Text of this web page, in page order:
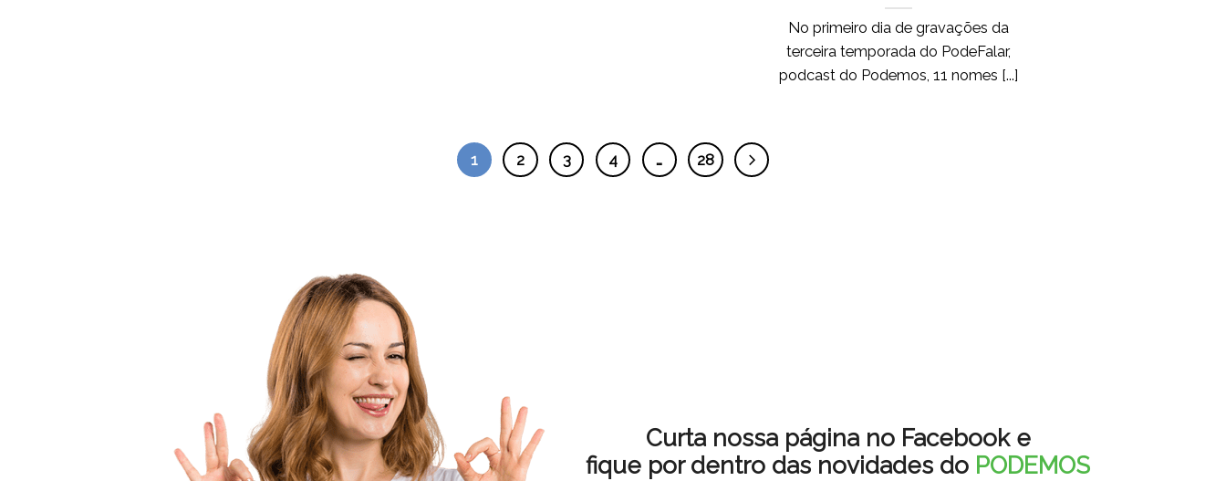
No primeiro dia de gravações da
terceira temporada do PodeFalar,
podcast do Podemos, 11 nomes [...]
1 2 3 4 … 28
Curta nossa página no Facebook e
fique por dentro das novidades do PODEMOS